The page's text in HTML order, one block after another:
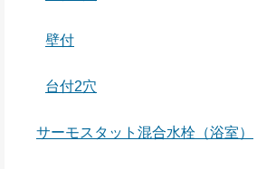
壁付
台付2穴
サーモスタット混合水栓（浴室）